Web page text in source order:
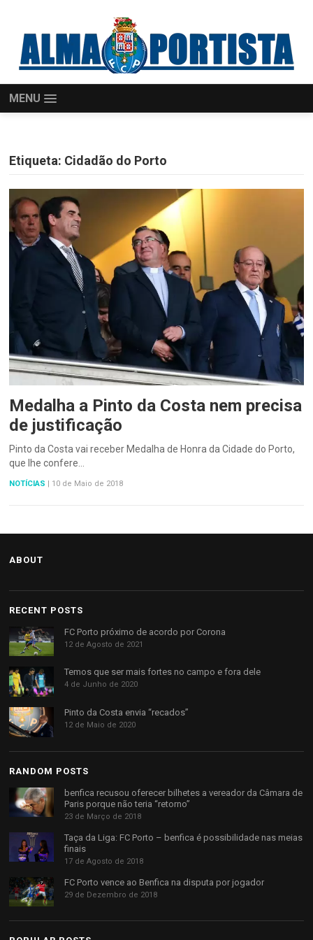
MENU
Etiqueta: Cidadão do Porto
Medalha a Pinto da Costa nem precisa
de justificação
Pinto da Costa vai receber Medalha de Honra da Cidade do Porto,
que lhe confere…
NOTÍCIAS | 10 de Maio de 2018
ABOUT
RECENT POSTS
FC Porto próximo de acordo por Corona
12 de Agosto de 2021
Temos que ser mais fortes no campo e fora dele
4 de Junho de 2020
Pinto da Costa envia “recados”
12 de Maio de 2020
RANDOM POSTS
benfica recusou oferecer bilhetes a vereador da Câmara de
Paris porque não teria “retorno”
23 de Março de 2018
Taça da Liga: FC Porto – benfica é possibilidade nas meias
finais
17 de Agosto de 2018
FC Porto vence ao Benfica na disputa por jogador
29 de Dezembro de 2018